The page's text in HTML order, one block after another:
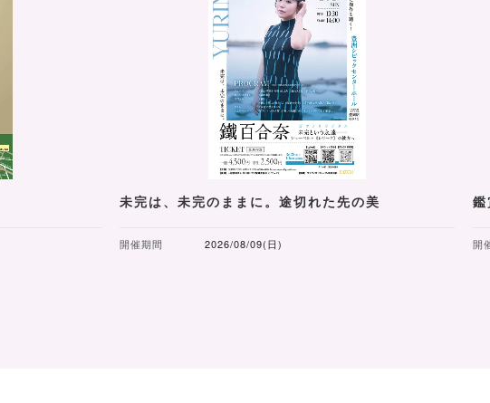
未完は、未完のままに。途切れた先の美
開催期間 2026/08/09(日) 開